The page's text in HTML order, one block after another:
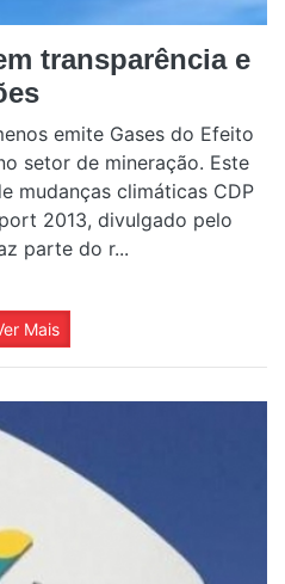
transparência e
emite Gases do Efeito
setor de mineração. Este
mudanças climáticas CDP
2013, divulgado pelo
parte do r...
Mais